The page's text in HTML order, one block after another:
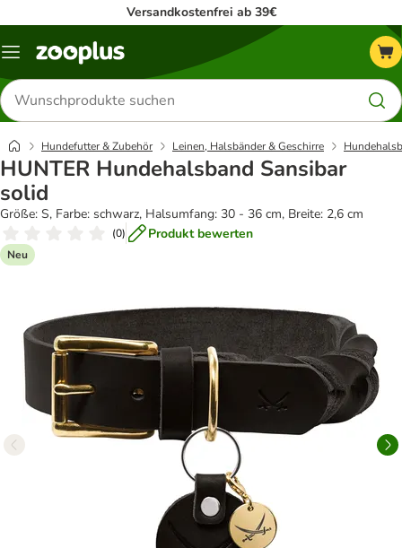
Versandkostenfrei ab 39€
Menü
Produkte
suchen
Hundefutter & Zubehör Leinen, Halsbänder & Geschirre
HUNTER Hundehalsband Sansibar
solid
Größe: S, Farbe: schwarz, Halsumfang: 30 - 36 cm, Breite: 2,6 cm
(0) Produkt bewerten
Neu